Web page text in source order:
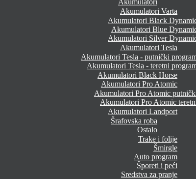
Akumulatori
Akumulatori Varta
Akumulatori Black
Akumulatori Blue
Akumulatori Silver
Akumulatori Tesla
Akumulatori Tesla - putnički
Akumulatori Tesla - teretni
Akumulatori Black Horse
Akumulatori Pro Atomic
Akumulatori Pro Atomic
Akumulatori Pro Atomic
Akumulatori Landport
Šrafovska roba
Ostalo
Trake i folije
Šmirgle
Auto program
Šporeti i peći
Sredstva za pranje